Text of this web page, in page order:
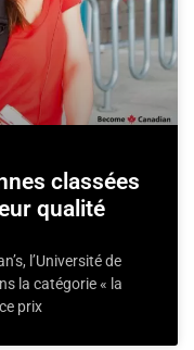
classées
qualité
l’Université de
la catégorie « la
prix